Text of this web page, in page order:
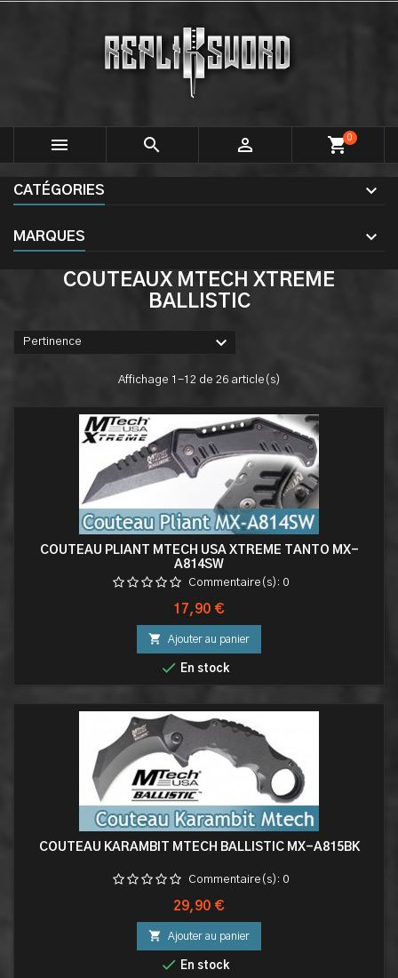
   shopping_cart0
CATÉGORIES
MARQUES
COUTEAUX MTECH XTREME
BALLISTIC
Pertinence 
Affichage 1-12 de 26 article(s)
COUTEAU PLIANT MTECH USA XTREME TANTO MX-
A814SW
Commentaire(s): 0
Prix
17,90 €
 Ajouter au panier
 En stock
COUTEAU KARAMBIT MTECH BALLISTIC MX-A815BK
Commentaire(s): 0
Prix
29,90 €
 Ajouter au panier
 En stock